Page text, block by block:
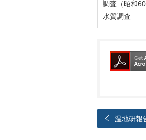
調査（昭和60
水質調査
温地研報